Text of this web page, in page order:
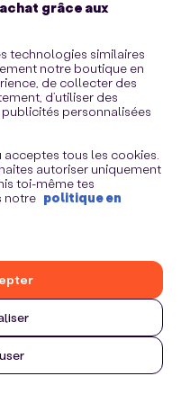
grâce aux
technologies similaires
notre boutique en
de collecter des
d’utiliser des
personnalisées
acceptes tous les cookies.
autoriser uniquement
toi-même tes
notre politique en